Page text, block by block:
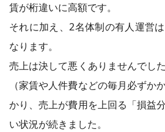
賃が桁違いに高額です。
それに加え、2名体制の有人運営
なります。
売上は決して悪くありませんでし
（家賃や人件費などの毎月必ずか
かり、売上が費用を上回る「損益
い状況が続きました。